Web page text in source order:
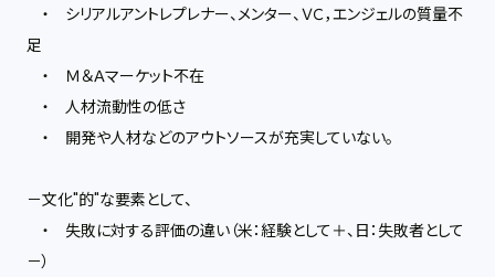
・ シリアルアントレプレナー、メンター、ＶＣ，エンジェルの質量不
足
・ Ｍ＆Ａマーケット不在
・ 人材流動性の低さ
・ 開発や人材などのアウトソースが充実していない。
－文化"的"な要素として、
・ 失敗に対する評価の違い（米：経験として＋、日：失敗者として
－）